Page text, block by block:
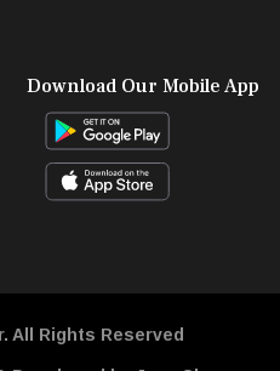
Download Our Mobile App
. All Rights Reserved